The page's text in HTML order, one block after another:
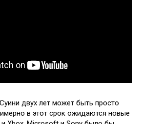
двух лет может быть просто
в этот срок ожидаются новые